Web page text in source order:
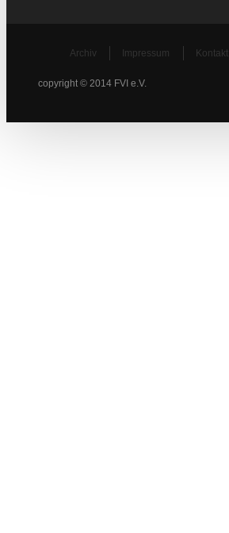
Archiv Impressum Kontakt
copyright © 2014 FVI e.V.